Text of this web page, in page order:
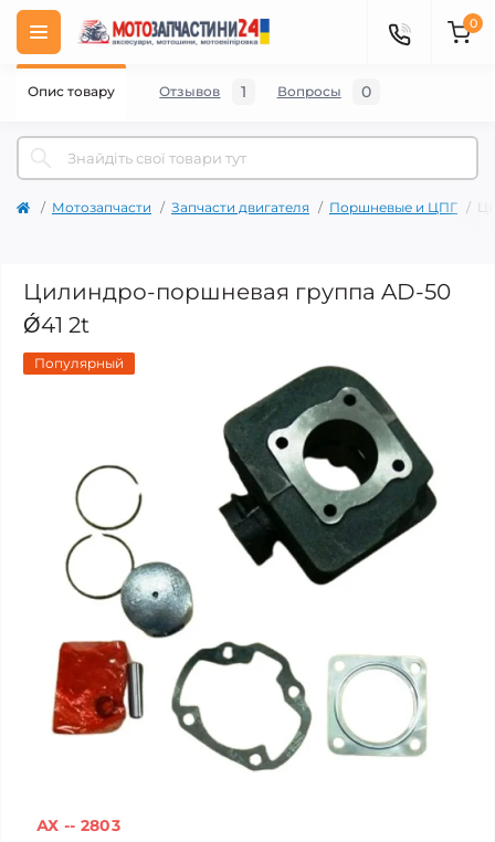
0
Мотозапчасти Запчасти двигателя Поршневые и ЦПГ
Цилиндро-поршневая группа AD-50
Ǿ41 2t
Популярный
АХ -- 2803
Опис товару Отзывов 1 Вопросы 0